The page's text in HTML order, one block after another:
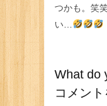
つかも。笑笑
い…
What do
コメン